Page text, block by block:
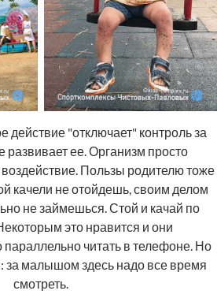
действие "отключает" контроль за
развивает ее. Организм просто
Пользы родителю тоже
качели не отойдешь, своим делом
не займешься. Стой и качай по
это нравится и они
параллельно читать в телефоне. Но
за малышом здесь надо все время
смотреть.